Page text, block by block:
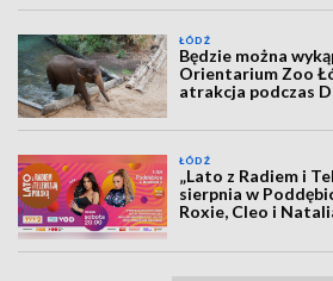
ŁÓDŹ
Będzie można
Orientarium Zoo
atrakcja podczas
ŁÓDŹ
„Lato z Radiem i
sierpnia w
Roxie, Cleo i